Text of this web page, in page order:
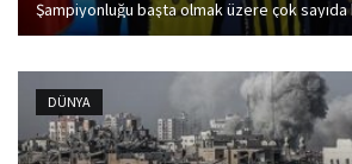
Şampiyonluğu başta olmak üzere çok sayıda
Fransız yıldız futbolcu N'Golo Kante, kendisini
lacivertli renklere bağlayan sözleşmeye
DÜNYA